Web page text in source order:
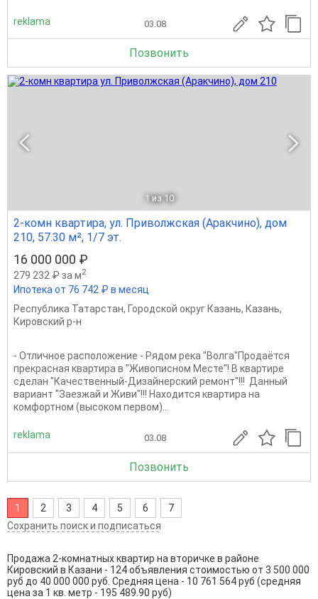
reklama 03.08
Позвонить
1 из 10
2-комн квартира, ул. Приволжская (Аракчино), дом
210, 57.30 м², 1/7 эт.
16 000 000 ₽
279 232 ₽ за м2
Ипотека от 76 742 ₽ в месяц
Республика Татарстан, Городской округ Казань, Казань,
Кировский р-н
- Отличное расположение - Рядом река "Волга"Продаётся
прекрасная квартира в "Живописном Месте"! В квартире
сделан "Качественный-Дизайнерский ремонт"!!! Данный
вариант "Заезжай и Живи"!!! Находится квартира на
комфортном (высоком первом)...
reklama 03.08
Позвонить
1 2 3 4 5 6
7
Сохранить поиск и подписаться
Продажа 2-комнатных квартир на вторичке в районе
Кировский в Казани - 124 объявления стоимостью от 3 500 000
руб до 40 000 000 руб. Средняя цена - 10 761 564 руб (средняя
цена за 1 кв. метр - 195 489.90 руб)